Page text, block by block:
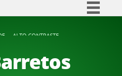
Participe
Acesso à informação
ALTO CONTRASTE